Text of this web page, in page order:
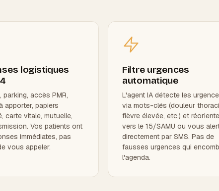
logistiques
parking, accès PMR,
apporter, papiers
carte vitale, mutuelle,
Vos patients ont
immédiates, pas
vous appeler.
Filtre urgences
automatique
L'agent IA détecte les
via mots-clés (douleur
fièvre élevée, etc.) et réoriente
vers le 15/SAMU ou vous
directement par SMS. Pas de
fausses urgences qui
l'agenda.